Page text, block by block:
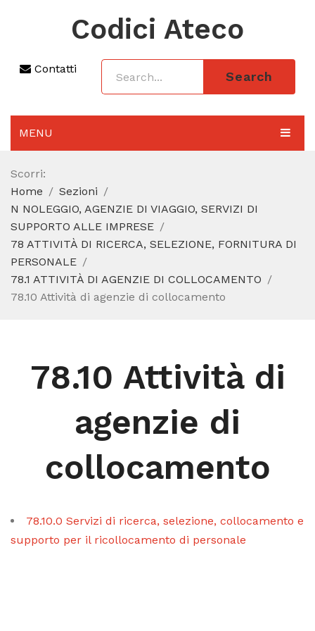
Codici Ateco
Contatti
Search
MENU
AGGIORNAMENTO 2025
SEZIONI
CODICE ATECO A COSA SERVE
CODICE FISCALE
Scorri:
Home
Sezioni
N NOLEGGIO, AGENZIE DI VIAGGIO, SERVIZI DI
SUPPORTO ALLE IMPRESE
78 ATTIVITÀ DI RICERCA, SELEZIONE, FORNITURA DI
PERSONALE
78.1 ATTIVITÀ DI AGENZIE DI COLLOCAMENTO
78.10 Attività di agenzie di collocamento
78.10 Attività di
agenzie di
collocamento
78.10.0 Servizi di ricerca, selezione, collocamento e
supporto per il ricollocamento di personale